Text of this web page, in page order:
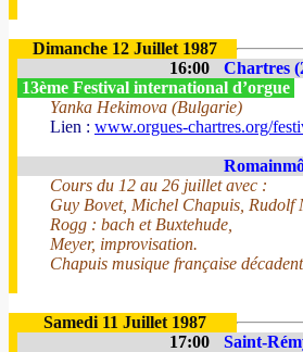
Dimanche 12 Juillet 1987
16:00
Chartres
13ème Festival international d’orgue
Yanka Hekimova (Bulgarie)
Lien : www.orgues-chartres.org/
Cours du 12 au 26 juillet avec :
Guy Bovet, Michel Chapuis, Rudolf
Rogg : bach et Buxtehude,
Meyer, improvisation.
Chapuis musique française
Samedi 11 Juillet 1987
17:00
Saint-